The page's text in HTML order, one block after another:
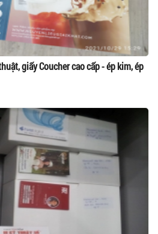
giấy Coucher cao cấp - ép kim, ép